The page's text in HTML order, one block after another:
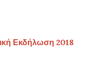
Εκδήλωση 2018